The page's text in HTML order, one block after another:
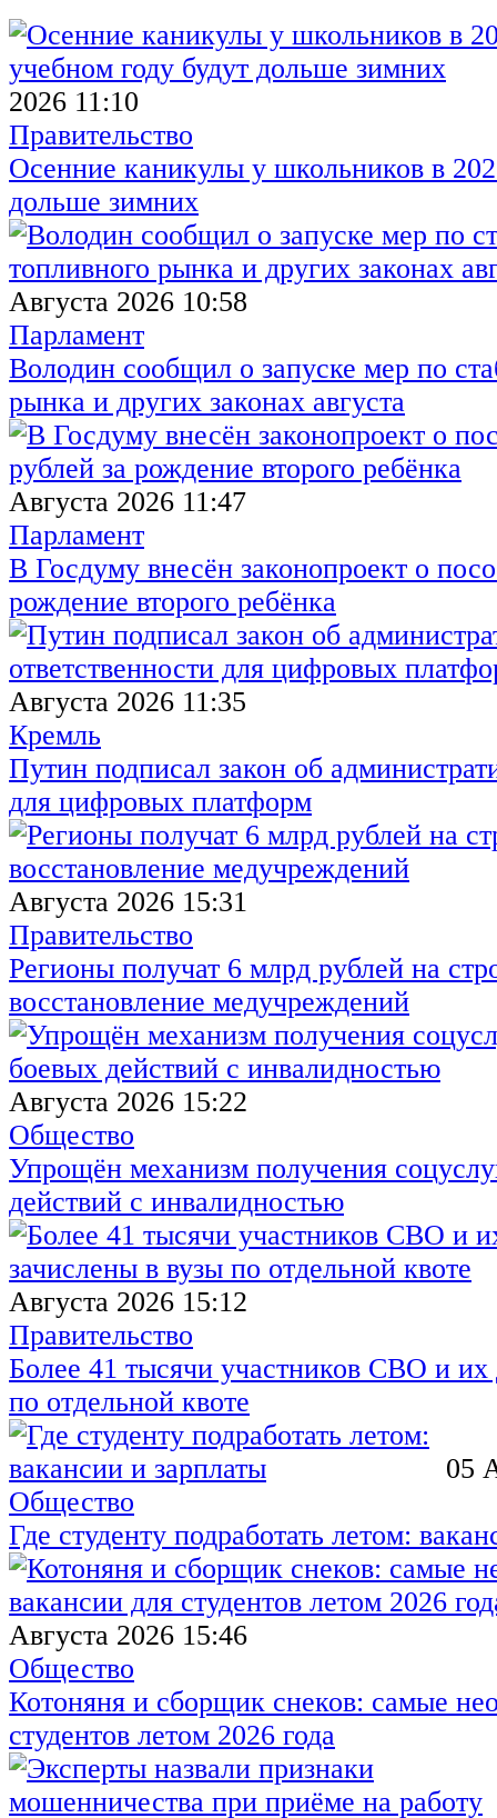
2026 11:10
Правительство
Осенние каникулы у школьников в
дольше зимних
Августа 2026 10:58
Парламент
Володин сообщил о запуске мер по
рынка и других законах августа
Августа 2026 11:47
Парламент
В Госдуму внесён законопроект о
рождение второго ребёнка
Августа 2026 11:35
Кремль
Путин подписал закон об
для цифровых платформ
Августа 2026 15:31
Правительство
Регионы получат 6 млрд рублей на
восстановление медучреждений
Августа 2026 15:22
Общество
Упрощён механизм получения
действий с инвалидностью
Августа 2026 15:12
Правительство
Более 41 тысячи участников СВО и их
по отдельной квоте
05
Общество
Где студенту подработать летом:
Августа 2026 15:46
Общество
Котоняня и сборщик снеков: самые
студентов летом 2026 года